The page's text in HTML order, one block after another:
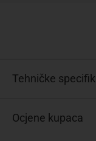
Tehničke
Ocjene kupaca